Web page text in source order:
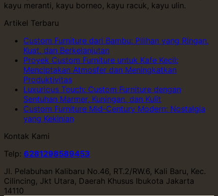
kayu meranti, kayu borneo, kayu racuk, kayu ulin.
Artikel Terbaru
Custom Furniture dari Bambu: Pilihan yang Ringan,
Kuat, dan Berkelanjutan
Proyek Custom Furniture untuk Kafe Kecil:
Menciptakan Atmosfer dan Meningkatkan
Produktivitas
Luxurious Touch: Custom Furniture dengan
Sentuhan Marmer, Kuningan, dan Kulit
Custom Furniture Mid-Century Modern: Nostalgia
yang Kekinian
Kontak Kami
Telp: 6281298589453
Jl. Pelabuhan Kalibaru No.46, RT.2/RW.6, Kali Baru, Kec.
Cilincing, Jkt Utara, Daerah Khusus Ibukota Jakarta
14110